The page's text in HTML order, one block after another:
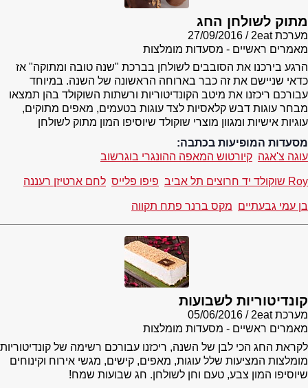
מתוק לשולחן החג
מערכת 2eat
27/09/2016
מאמרים ראשיים - מסעדות מומלצות
הרגע בירכנו את הסובבים לשולחן בברכת "שנה טובה ומתוקה" אז
כדאי שניישם את זה כבר בארוחה הראשונה של השנה. במיוחד
עבורכם ריכזנו את מיטב הקונדיטוריות ורשתות השוקולד בהן תמצאו
מבחר עוגות דבש קלאסיות לצד עוגות בטעמים, מאפים מתוקים,
עוגיות אישיות ומגוון מוצרי שוקולד שיוסיפו המון מתוק לשולחן
מסעדות המופיעות בכתבה:
עוגה צ'אגה קיורטוש המאפה ההונגרי בוגרשוב
Roy שוקולד יד חרוצים תל אביב פיפו פלייס לחם ארטיזן רעננה
בן עמי גבעתיים מקס ברנר פתח תקווה
קונדיטוריות לשבועות
מערכת 2eat
05/06/2016
מאמרים ראשיים - מסעדות מומלצות
לקראת החג הכי לבן של השנה, ריכזנו עבורכם רשימה של קונדיטוריות
מומלצות המציעות שלל עוגות, מאפים, קישים, מגשי אירוח וקינוחים
שיוסיפו המון צבע, טעם וחן לשולחן. חג שבועות שמח!